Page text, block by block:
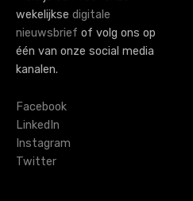
n
a
i
g
a
wekelijkse digitale
nieuwsbrief of volg ons op
één van onze social media
kanalen.
Facebook
LinkedIn
Instagram
Twitter